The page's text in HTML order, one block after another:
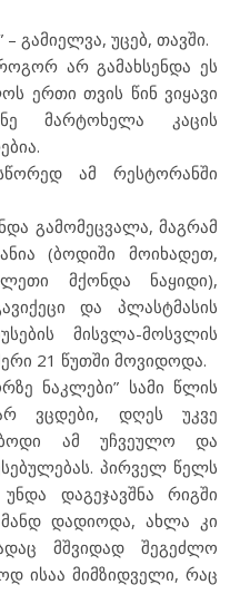
გამიელვა, უცებ, თავში.
არ გამახსენდა ეს
ერთი თვის წინ ვიყავი
მარტოხელა კაცის
ამ რესტორანში
გამომეცვალა, მაგრამ
(ბოდიში მოიხადეთ,
მქონდა ნაყიდი),
და პლასტმასის
მისვლა-მოსვლის
21 წუთში მოვიდოდა.
ნაკლები” სამი წლის
ვცდები, დღეს უკვე
ამ უჩვეულო და
პირველ წელს
დაგეჯავშნა რიგში
დადიოდა, ახლა კი
მშვიდად შეგეძლო
ისაა მიმზიდველი, რაც